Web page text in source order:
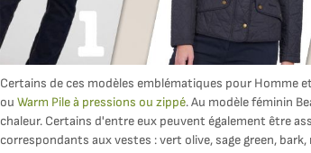
Certains de ces modèles emblématiques pour Homme
ou Warm Pile à pressions ou zippé. Au modèle féminin
chaleur. Certains d'entre eux peuvent également être
correspondants aux vestes : vert olive, sage green,